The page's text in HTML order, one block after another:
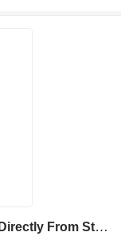
Magni ES1418RT New And Available Directly From Stock, El